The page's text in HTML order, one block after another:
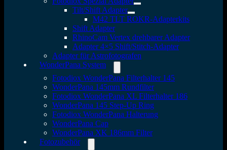
Tilt/Shift Adapter
M42 TLT ROKR-Adapterkits
Shift Adapter
RhinoCam Vertex drehbarer Adapter
Adapter 4×5 Shift/Stitch-Adapter
Adapter für Astrofotografen
WonderPana System
Fotodiox WonderPana Filterhalter 145
WonderPana 145mm Rundfilter
Fotodiox WonderPana XL Filterhalter 186
WonderPana 145 Step-Up Ring
Fotodiox WonderPana Halterung
WonderPana Cap
WonderPana XK 186mm Filter
Fotozubehör